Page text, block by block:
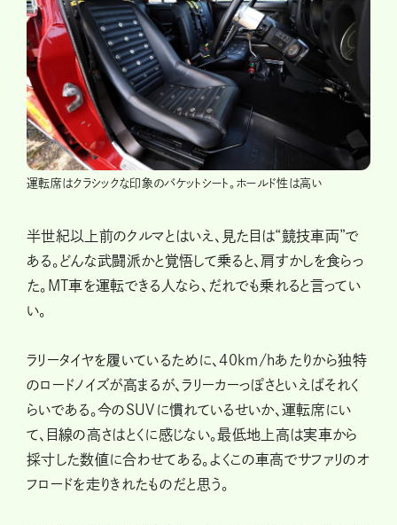
運転席はクラシックな印象のバケットシート。ホールド性は高い
半世紀以上前のクルマとはいえ、見た目は“競技車両”で
ある。どんな武闘派かと覚悟して乗ると、肩すかしを食らっ
た。MT車を運転できる人なら、だれでも乗れると言ってい
い。
ラリータイヤを履いているために、40km/hあたりから独特
のロードノイズが高まるが、ラリーカーっぽさといえばそれく
らいである。今のSUVに慣れているせいか、運転席にい
て、目線の高さはとくに感じない。最低地上高は実車から
採寸した数値に合わせてある。よくこの車高でサファリのオ
フロードを走りきれたものだと思う。